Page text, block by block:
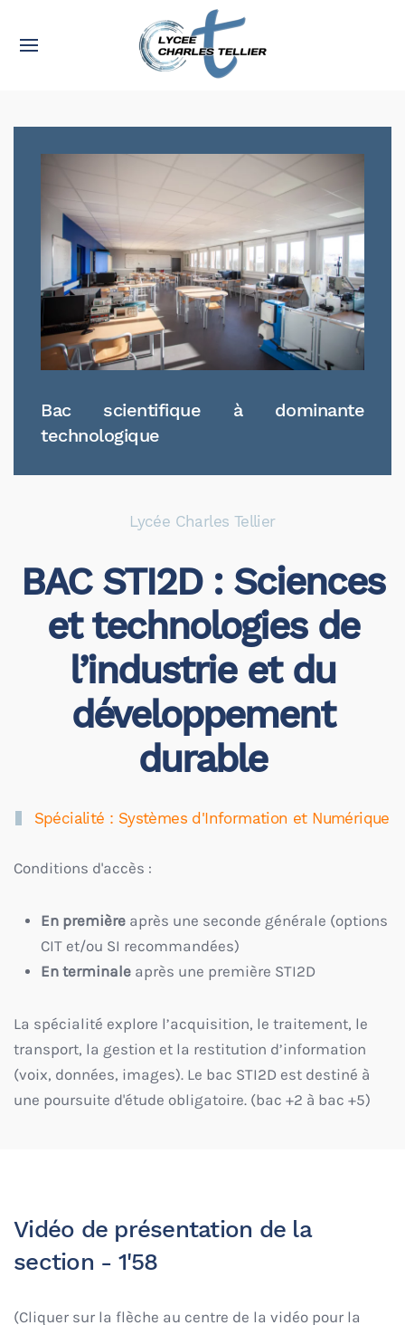
Bac scientifique à dominante
technologique
Lycée Charles Tellier
BAC STI2D : Sciences
et technologies de
l’industrie et du
développement
durable
Spécialité : Systèmes d'Information et Numérique
Conditions d'accès :
En première après une seconde générale (options
CIT et/ou SI recommandées)
En terminale après une première STI2D
La spécialité explore l’acquisition, le traitement, le
transport, la gestion et la restitution d’information
(voix, données, images). Le bac STI2D est destiné à
une poursuite d'étude obligatoire. (bac +2 à bac +5)
Vidéo de présentation de la
section - 1'58
(Cliquer sur la flèche au centre de la vidéo pour la